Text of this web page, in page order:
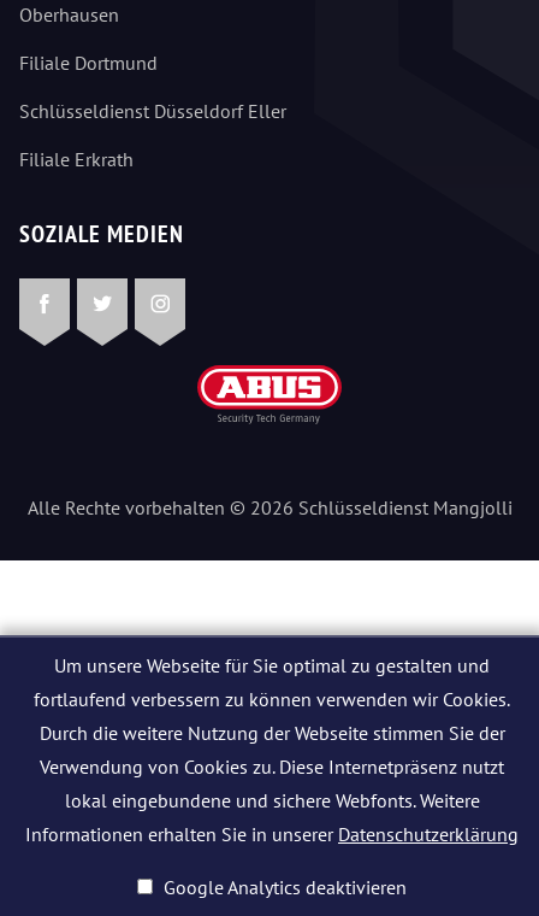
Oberhausen
Filiale Dortmund
Schlüsseldienst Düsseldorf Eller
Filiale Erkrath
SOZIALE MEDIEN
FacebookTwitterInstagram
Alle Rechte vorbehalten © 2026 Schlüsseldienst Mangjolli
Um unsere Webseite für Sie optimal zu gestalten und
fortlaufend verbessern zu können verwenden wir Cookies.
Durch die weitere Nutzung der Webseite stimmen Sie der
Verwendung von Cookies zu. Diese Internetpräsenz nutzt
lokal eingebundene und sichere Webfonts. Weitere
Informationen erhalten Sie in unserer Datenschutzerklärung
Google Analytics deaktivieren